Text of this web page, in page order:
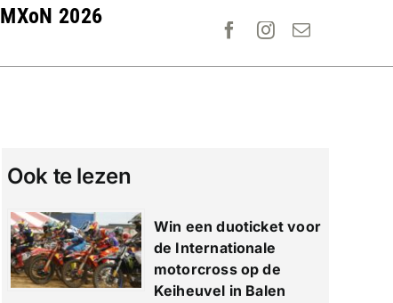
MXoN 2026
Ook te lezen
Win een duoticket voor
de Internationale
motorcross op de
Keiheuvel in Balen